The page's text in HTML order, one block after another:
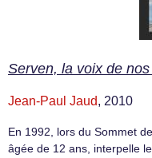
Serven, la voix de
Jean-Paul Jaud, 2010
En 1992, lors du Sommet
âgée de 12 ans, interpelle